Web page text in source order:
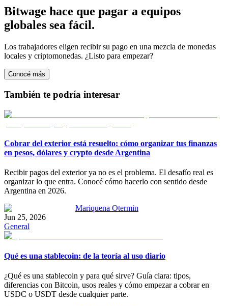
Bitwage hace que pagar a equipos
globales sea fácil.
Los trabajadores eligen recibir su pago en una mezcla de monedas
locales y criptomonedas. ¿Listo para empezar?
Conocé más
También te podría interesar
Cobrar del exterior está resuelto: cómo organizar tus finanzas
en pesos, dólares y crypto desde Argentina
Recibir pagos del exterior ya no es el problema. El desafío real es
organizar lo que entra. Conocé cómo hacerlo con sentido desde
Argentina en 2026.
Mariquena Otermin
Jun 25, 2026
General
Qué es una stablecoin: de la teoría al uso diario
¿Qué es una stablecoin y para qué sirve? Guía clara: tipos,
diferencias con Bitcoin, usos reales y cómo empezar a cobrar en
USDC o USDT desde cualquier parte.